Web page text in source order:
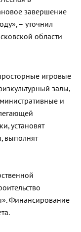
завершение
– уточнил
области
игровые
залы,
и
установят
выполнят
Финансирование